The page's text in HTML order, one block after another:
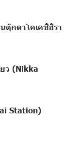
ตุ๊กตาโคเคชิฮิรา
ว (Nikka
Station)